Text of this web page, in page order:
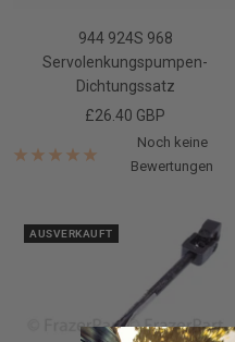
944 924S 968
Servolenkungspumpen-
Dichtungssatz
Angebotspreis
£26.40 GBP
Noch keine
Bewertungen
AUSVERKAUFT